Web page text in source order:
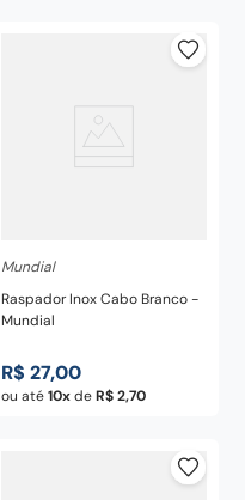
Mundial
Raspador Inox Cabo Branco -
Mundial
R$ 27,00
ou até10 deR$ 2,70